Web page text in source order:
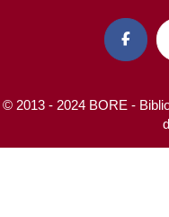

© 2013 - 2024 BORE -